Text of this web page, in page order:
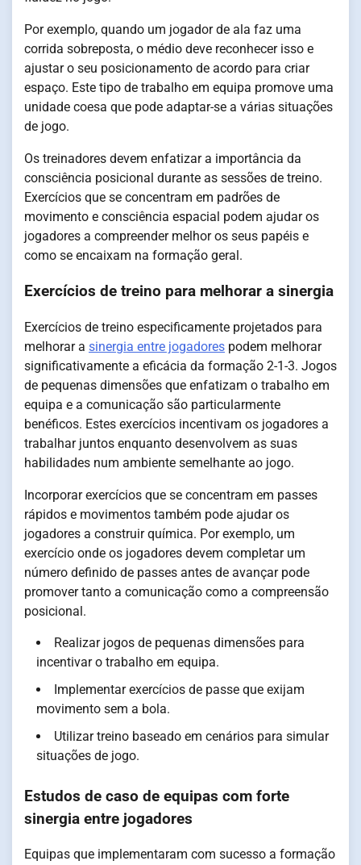
Por exemplo, quando um jogador de ala faz uma
corrida sobreposta, o médio deve reconhecer isso e
ajustar o seu posicionamento de acordo para criar
espaço. Este tipo de trabalho em equipa promove uma
unidade coesa que pode adaptar-se a várias situações
de jogo.
Os treinadores devem enfatizar a importância da
consciência posicional durante as sessões de treino.
Exercícios que se concentram em padrões de
movimento e consciência espacial podem ajudar os
jogadores a compreender melhor os seus papéis e
como se encaixam na formação geral.
Exercícios de treino para melhorar a sinergia
Exercícios de treino especificamente projetados para
melhorar a sinergia entre jogadores podem melhorar
significativamente a eficácia da formação 2-1-3. Jogos
de pequenas dimensões que enfatizam o trabalho em
equipa e a comunicação são particularmente
benéficos. Estes exercícios incentivam os jogadores a
trabalhar juntos enquanto desenvolvem as suas
habilidades num ambiente semelhante ao jogo.
Incorporar exercícios que se concentram em passes
rápidos e movimentos também pode ajudar os
jogadores a construir química. Por exemplo, um
exercício onde os jogadores devem completar um
número definido de passes antes de avançar pode
promover tanto a comunicação como a compreensão
posicional.
Realizar jogos de pequenas dimensões para
incentivar o trabalho em equipa.
Implementar exercícios de passe que exijam
movimento sem a bola.
Utilizar treino baseado em cenários para simular
situações de jogo.
Estudos de caso de equipas com forte
sinergia entre jogadores
Equipas que implementaram com sucesso a formação